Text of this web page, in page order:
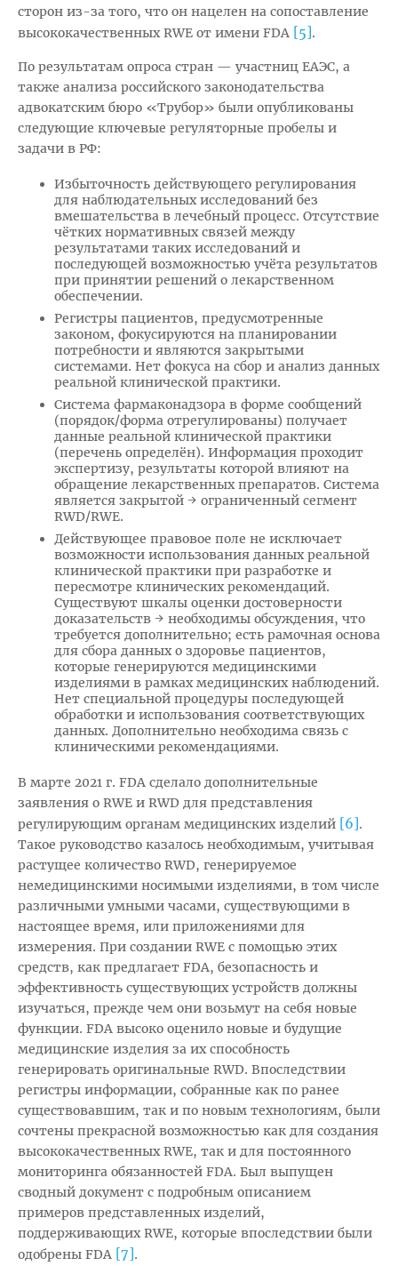
сторон из-за того, что он нацелен на сопоставление
высококачественных RWE от имени FDA [5].
По результатам опроса стран — участниц ЕАЭС, а
также анализа российского законодательства
адвокатским бюро «Трубор» были опубликованы
следующие ключевые регуляторные пробелы и
задачи в РФ:
Избыточность действующего регулирования
для наблюдательных исследований без
вмешательства в лечебный процесс. Отсутствие
чётких нормативных связей между
результатами таких исследований и
последующей возможностью учёта результатов
при принятии решений о лекарственном
обеспечении.
Регистры пациентов, предусмотренные
законом, фокусируются на планировании
потребности и являются закрытыми
системами. Нет фокуса на сбор и анализ данных
реальной клинической практики.
Система фармаконадзора в форме сообщений
(порядок/форма отрегулированы) получает
данные реальной клинической практики
(перечень определён). Информация проходит
экспертизу, результаты которой влияют на
обращение лекарственных препаратов. Система
является закрытой → ограниченный сегмент
RWD/RWE.
Действующее правовое поле не исключает
возможности использования данных реальной
клинической практики при разработке и
пересмотре клинических рекомендаций.
Существуют шкалы оценки достоверности
доказательств → необходимы обсуждения, что
требуется дополнительно; есть рамочная основа
для сбора данных о здоровье пациентов,
которые генерируются медицинскими
изделиями в рамках медицинских наблюдений.
Нет специальной процедуры последующей
обработки и использования соответствующих
данных. Дополнительно необходима связь с
клиническими рекомендациями.
В марте 2021 г. FDA сделало дополнительные
заявления о RWE и RWD для представления
регулирующим органам медицинских изделий [6].
Такое руководство казалось необходимым, учитывая
растущее количество RWD, генерируемое
немедицинскими носимыми изделиями, в том числе
различными умными часами, существующими в
настоящее время, или приложениями для
измерения. При создании RWE с помощью этих
средств, как предлагает FDA, безопасность и
эффективность существующих устройств должны
изучаться, прежде чем они возьмут на себя новые
функции. FDA высоко оценило новые и будущие
медицинские изделия за их способность
генерировать оригинальные RWD. Впоследствии
регистры информации, собранные как по ранее
существовавшим, так и по новым технологиям, были
сочтены прекрасной возможностью как для создания
высококачественных RWE, так и для постоянного
мониторинга обязанностей FDA. Был выпущен
сводный документ с подробным описанием
примеров представленных изделий,
поддерживающих RWE, которые впоследствии были
одобрены FDA [7].